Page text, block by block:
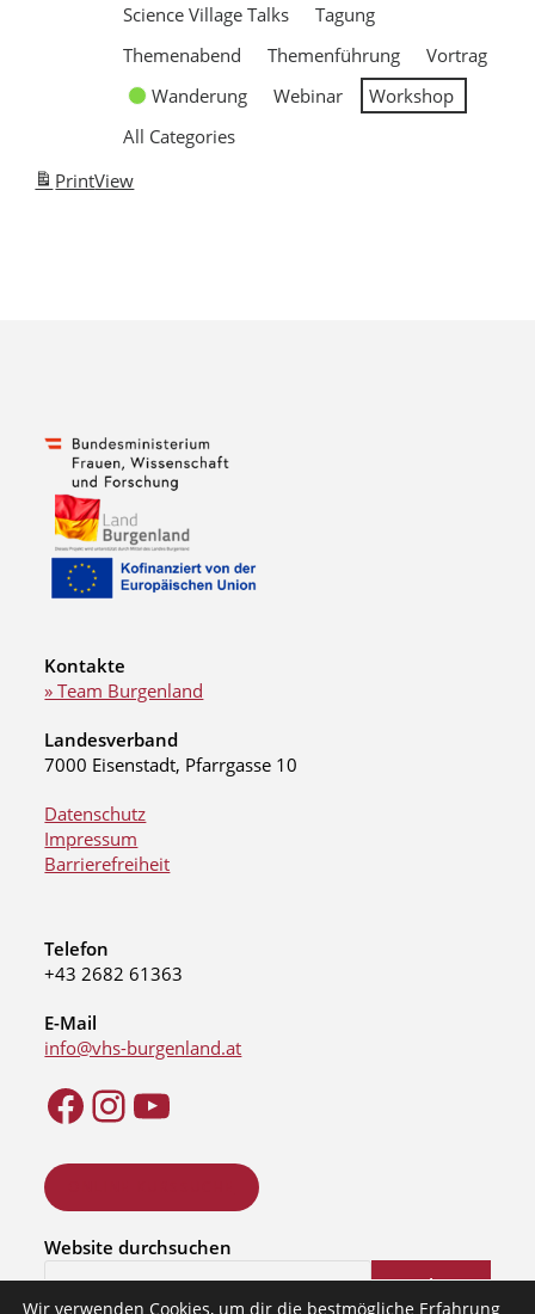
Science Village Talks
Tagung
Themenabend
Themenführung
Vortrag
Wanderung
Webinar
Workshop
All Categories
PrintView
Kontakte
» Team Burgenland
Landesverband
7000 Eisenstadt, Pfarrgasse 10
Datenschutz
Impressum
Barrierefreiheit
Telefon
+43 2682 61363
E-Mail
info@vhs-burgenland.at
Website durchsuchen
Suchen
Wir verwenden Cookies, um dir die bestmögliche Erfahrung